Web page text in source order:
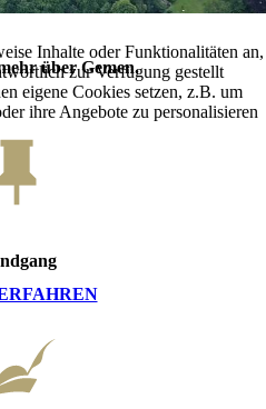
über Gemen.
Inhalte oder Funktionalitäten an,
zur Verfügung gestellt
eigene Cookies setzen, z.B. um
ihre Angebote zu personalisieren